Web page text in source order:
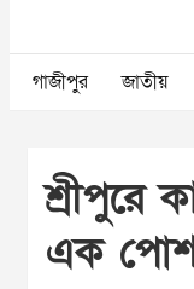
গাজীপুর জাতীয়
শ্রীপুরে
এক